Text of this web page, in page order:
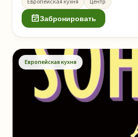
Европейская кухня Центр
Забронировать
Европейская кухня